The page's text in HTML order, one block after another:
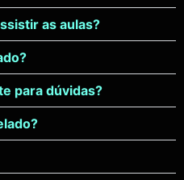
as aulas?
para dúvidas?